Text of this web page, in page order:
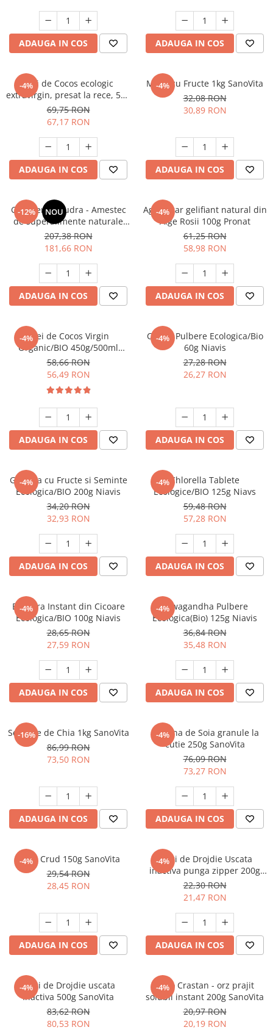
Magneziu
Fier
Multiminerale
Multivitamine
ADAUGA IN COS ADAUGA IN COS
-4%
Ulei de Cocos ecologic
extravirgin, presat la rece, 500
ml SanoVita
69,75 RON
67,17 RON
ADAUGA IN COS
-4%
Musli cu Fructe 1kg SanoVita
32,08 RON
30,89 RON
ADAUGA IN COS
-12% NOU
Greenerals pudra - Amestec
de superalimente naturale
300g Faunus Plant
207,38 RON
181,66 RON
ADAUGA IN COS
-4%
Agar Agar gelifiant natural din
Alge Rosii 100g Pronat
61,25 RON
58,98 RON
ADAUGA IN COS
-4%Ulei de Cocos Virgin
Organic/BIO 450g/500ml
Niavis
58,66 RON
56,49 RON
ADAUGA IN COS
-4%
Catina Pulbere Ecologica/Bio
60g Niavis
27,28 RON
26,27 RON
ADAUGA IN COS
-4%
Granola cu Fructe si Seminte
Ecologica/BIO 200g Niavis
34,20 RON
32,93 RON
ADAUGA IN COS
-4% Chlorella Tablete
Ecologice/BIO 125g Niavs
59,48 RON
57,28 RON
ADAUGA IN COS
-4%
Bautura Instant din Cicoare
Ecologica/BIO 100g Niavis
28,65 RON
27,59 RON
ADAUGA IN COS
-4%Aswagandha Pulbere
Ecologica(Bio) 125g Niavis
36,84 RON
35,48 RON
ADAUGA IN COS
-16%
Seminte de Chia 1kg SanoVita
86,99 RON
73,50 RON
ADAUGA IN COS
-4%
Lecitina de Soia granule la
cutie 250g SanoVita
76,09 RON
73,27 RON
ADAUGA IN COS
-4%
Fistic Crud 150g SanoVita
29,54 RON
28,45 RON
ADAUGA IN COS
-4%
Fulgi de Drojdie Uscata
inactiva punga zipper 200g
SanoVita
22,30 RON
21,47 RON
ADAUGA IN COS
-4%
Fulgi de Drojdie uscata
Inactiva 500g SanoVita
83,62 RON
80,53 RON
-4%
Orzo Crastan - orz prajit
solubil instant 200g SanoVita
20,97 RON
20,19 RON